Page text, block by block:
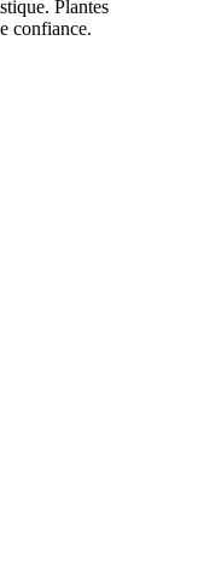
Plantes
confiance.